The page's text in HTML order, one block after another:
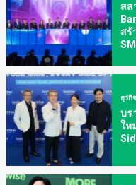
สส
สร้
ธุรกิ
บร
ให